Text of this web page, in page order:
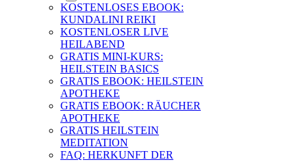
KOSTENLOSES EBOOK:
KUNDALINI REIKI
KOSTENLOSER LIVE
HEILABEND
GRATIS MINI-KURS:
HEILSTEIN BASICS
GRATIS EBOOK: HEILSTEIN
APOTHEKE
GRATIS EBOOK: RÄUCHER
APOTHEKE
GRATIS HEILSTEIN
MEDITATION
FAQ: HERKUNFT DER